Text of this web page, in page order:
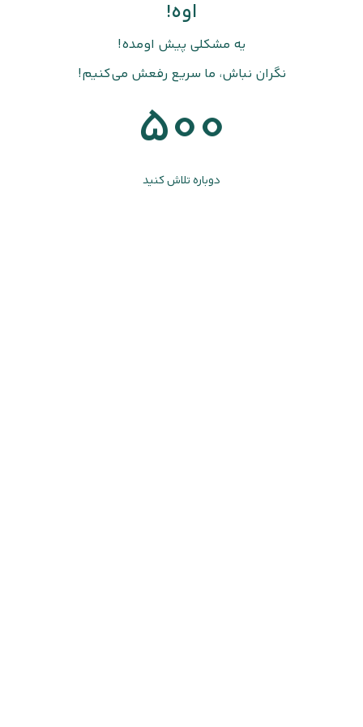
اوه!
یه مشکلی پیش اومده!
نگران نباش، ما سریع رفعش می‌کنیم!
500
دوباره تلاش کنید